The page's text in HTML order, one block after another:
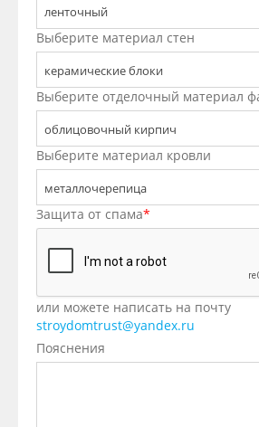
ленточный
Выберите материал стен
керамические блоки
Выберите отделочный материал
облицовочный кирпич
Выберите материал кровли
металлочерепица
Защита от спама*
или можете написать на почту
stroydomtrust@yandex.ru
Пояснения